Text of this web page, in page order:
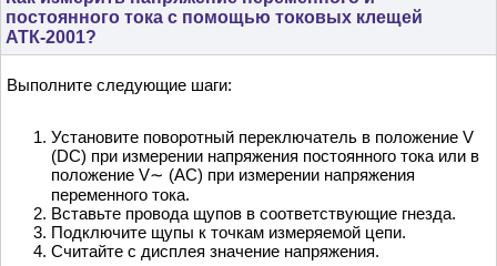
постоянного тока с помощью токовых клещей
АТК-2001?
Выполните следующие шаги:
Установите поворотный переключатель в положение V
(DC) при измерении напряжения постоянного тока или в
положение V∼ (AC) при измерении напряжения
переменного тока.
Вставьте провода щупов в соответствующие гнезда.
Подключите щупы к точкам измеряемой цепи.
Считайте с дисплея значение напряжения.